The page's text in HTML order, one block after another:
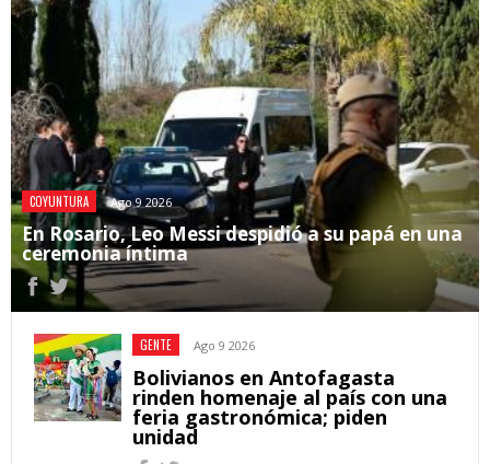
COYUNTURA Ago 9 2026
En Rosario, Leo Messi despidió a su papá en una
ceremonia íntima
GENTE Ago 9 2026
Bolivianos en Antofagasta
rinden homenaje al país con una
feria gastronómica; piden
unidad